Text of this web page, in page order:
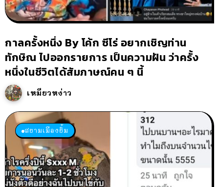
กาลครั้งหนึ่ง By โค้ก ซีโร่ อยากเชิญท่าน
ทักษิณ ไปออกรายการ เป็นความฝัน ว่าครั้ง
หนึ่งในชีวิตได้สัมภาษณ์คน ๆ นี้
เหมียวหง่าว
สยามเมืองยิ้ม